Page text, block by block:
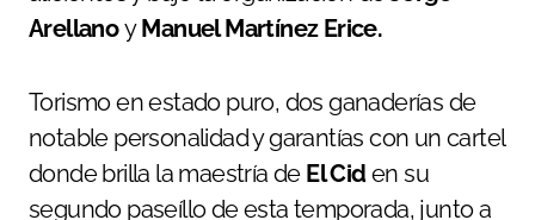
ArellanoyManuel Martínez Erice.
Torismo en estado puro, dos ganaderías de
notable personalidad y garantías con un cartel
donde brilla la maestría de El Ciden su
segundo paseíllo de esta temporada, junto a